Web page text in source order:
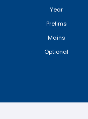
Year
Prelims
Mains
Optional